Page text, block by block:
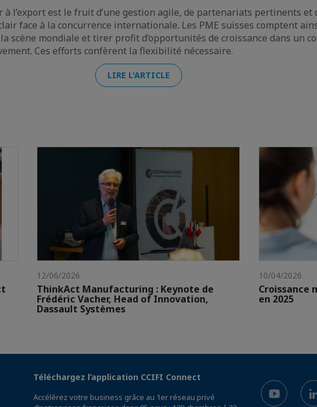
à l’export est le fruit d’une gestion agile, de partenariats pertinents et
face à la concurrence internationale. Les PME suisses comptent
scène mondiale et tirer profit d’opportunités de croissance dans un
Ces efforts confèrent la flexibilité nécessaire.
LIRE L'ARTICLE
12/06/2026
ThinkAct Manufacturing : Keynote de
Frédéric Vacher, Head of Innovation,
Dassault Systèmes
10/04/2026
Croissance
en 2025
Téléchargez l’application CCIFI Connect
Accélérez votre business grâce au 1er réseau privé